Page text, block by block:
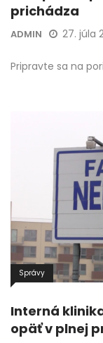
prichádza
ADMIN 27. júla
Pripravte sa na
Správy
Interná
opäť v plnej